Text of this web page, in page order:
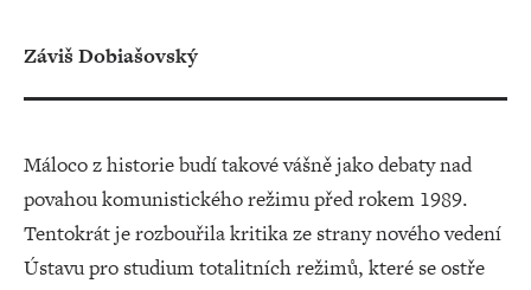
Záviš Dobiašovský
Máloco z historie budí takové vášně jako debaty nad
povahou komunistického režimu před rokem 1989.
Tentokrát je rozbouřila kritika ze strany nového vedení
Ústavu pro studium totalitních režimů, které se ostře